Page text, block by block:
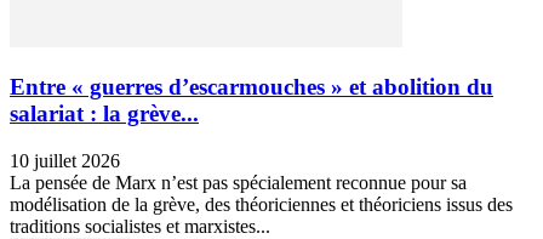
Entre « guerres d’escarmouches » et abolition du
salariat : la grève...
10 juillet 2026
La pensée de Marx n’est pas spécialement reconnue pour sa
modélisation de la grève, des théoriciennes et théoriciens issus des
traditions socialistes et marxistes...